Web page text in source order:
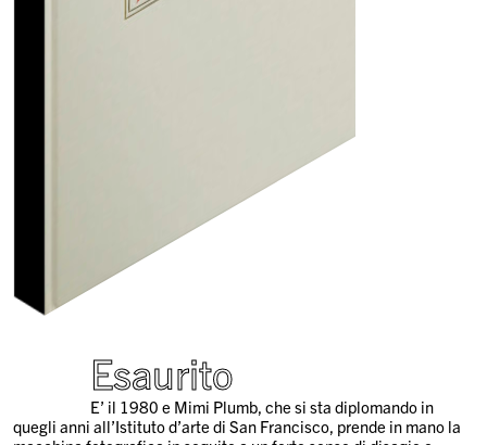
Esaurito
E’ il 1980 e Mimi Plumb, che si sta diplomando in
quegli anni all’Istituto d’arte di San Francisco, prende in mano la